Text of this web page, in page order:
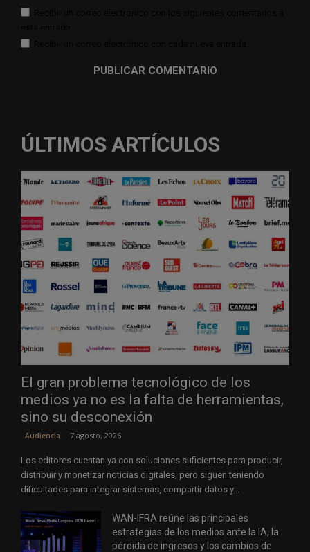
ÚLTIMOS ARTÍCULOS
El gran problema tecnológico de los
medios ya no es la falta de herramientas,
sino su desconexión
Audiencia 7 agosto, 2026
Los editores cuentan ya con soluciones suficientes para producir,
distribuir y monetizar noticias digitales, pero siguen teniendo
dificultades para integrar sistemas, compartir datos y...
WAN-IFRA reúne las principales
estrategias de los medios ante la IA, la
pérdida de ingresos y los cambios de